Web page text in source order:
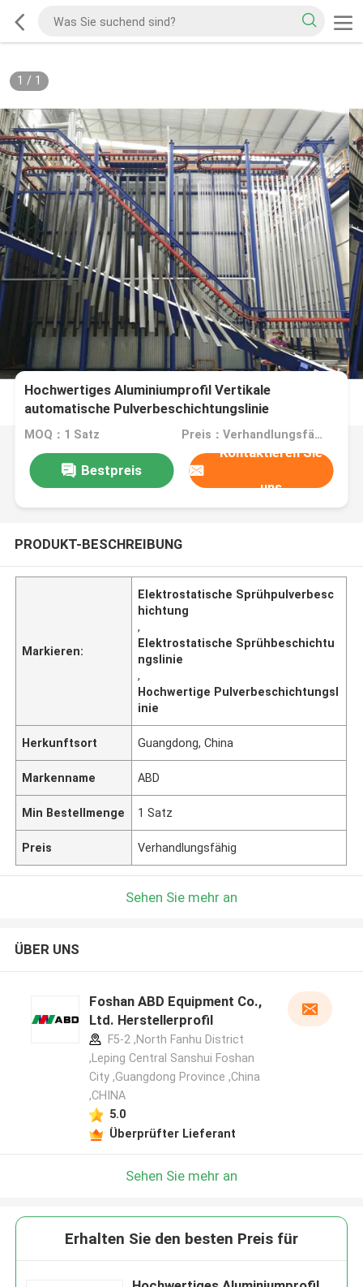
Hinterlass eine Nachricht
Wir rufen Sie bald zurück!
1 / 1
Hochwertiges Aluminiumprofil Vertikale
automatische Pulverbeschichtungslinie
Elektrostatisches Sprühen
MOQ：1 Satz Preis：Verhandlungsfähig
Bestpreis
Kontaktieren Sie
uns
PRODUKT-BESCHREIBUNG
Markieren:
Elektrostatische Sprühpulverbesc
hichtung
,
Elektrostatische Sprühbeschichtu
ngslinie
,
Hochwertige Pulverbeschichtungsl
inie
Herkunftsort Guangdong, China
Markenname ABD
Min Bestellmenge 1 Satz
Preis Verhandlungsfähig
Sehen Sie mehr an
ÜBER UNS
Foshan ABD Equipment Co.,
Ltd. Herstellerprofil
F5-2 ,North Fanhu District
,Leping Central Sanshui Foshan
City ,Guangdong Province ,China
,CHINA
5.0
Überprüfter Lieferant
Sehen Sie mehr an
Erhalten Sie den besten Preis für